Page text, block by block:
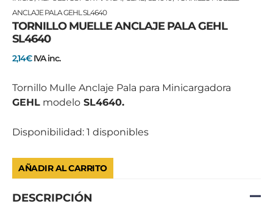
ANCLAJE PALA GEHL SL4640
TORNILLO MUELLE ANCLAJE PALA GEHL
SL4640
2,14€ IVA inc.
Tornillo Mulle Anclaje Pala para Minicargadora
GEHL modelo SL4640.
Disponibilidad: 1 disponibles
MUELLE
ANCLAJE
PALA
GEHL
cantidad
AÑADIR AL CARRITO
DESCRIPCIÓN